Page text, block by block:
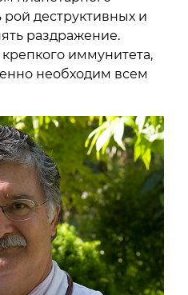
рой деструктивных и
раздражение.
иммунитета,
необходим всем